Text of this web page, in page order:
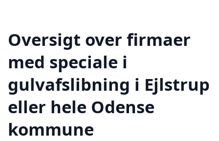
Oversigt over firmaer
med speciale i
gulvafslibning i Ejlstrup
eller hele Odense
kommune